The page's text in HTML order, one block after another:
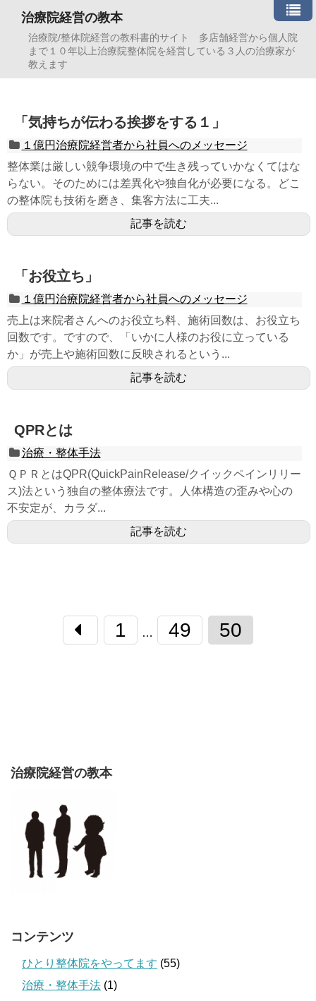
治療院経営の教本
治療院/整体院経営の教科書的サイト 多店舗経営から個人院
まで１０年以上治療院整体院を経営している３人の治療家が
教えます
「気持ちが伝わる挨拶をする１」
１億円治療院経営者から社員へのメッセージ
整体業は厳しい競争環境の中で生き残っていかなくてはな
らない。そのためには差異化や独自化が必要になる。どこ
の整体院も技術を磨き、集客方法に工夫...
記事を読む
「お役立ち」
１億円治療院経営者から社員へのメッセージ
売上は来院者さんへのお役立ち料、施術回数は、お役立ち
回数です。ですので、「いかに人様のお役に立っている
か」が売上や施術回数に反映されるという...
記事を読む
QPRとは
治療・整体手法
ＱＰＲとはQPR(QuickPainRelease/クイックペインリリー
ス)法という独自の整体療法です。人体構造の歪みや心の
不安定が、カラダ...
記事を読む
1 … 49 50
治療院経営の教本
コンテンツ
ひとり整体院をやってます (55)
治療・整体手法 (1)